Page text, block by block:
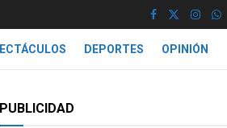
DEPORTES OPINIÓN
PUBLICIDAD